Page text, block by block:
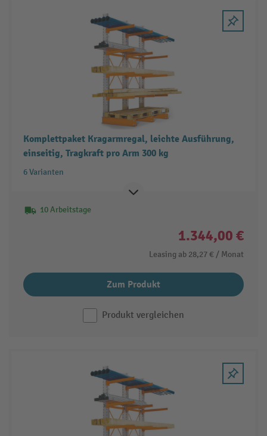
Komplettpaket Kragarmregal, leichte Ausführung,
einseitig, Tragkraft pro Arm 300 kg
6 Varianten
10 Arbeitstage
1.344,00 €
Leasing ab 28,27 € / Monat
Zum Produkt
Produkt vergleichen